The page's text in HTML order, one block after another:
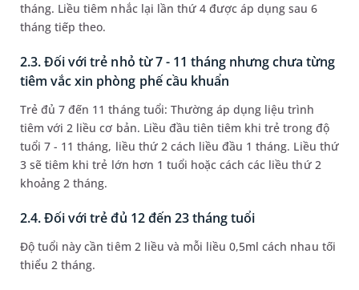
tháng. Liều tiêm nhắc lại lần thứ 4 được áp dụng sau 6
tháng tiếp theo.
2.3. Đối với trẻ nhỏ từ 7 - 11 tháng nhưng chưa từng
tiêm vắc xin phòng phế cầu khuẩn
Trẻ đủ 7 đến 11 tháng tuổi: Thường áp dụng liệu trình
tiêm với 2 liều cơ bản. Liều đầu tiên tiêm khi trẻ trong độ
tuổi 7 - 11 tháng, liều thứ 2 cách liều đầu 1 tháng. Liều thứ
3 sẽ tiêm khi trẻ lớn hơn 1 tuổi hoặc cách các liều thứ 2
khoảng 2 tháng.
2.4. Đối với trẻ đủ 12 đến 23 tháng tuổi
Độ tuổi này cần tiêm 2 liều và mỗi liều 0,5ml cách nhau tối
thiểu 2 tháng.